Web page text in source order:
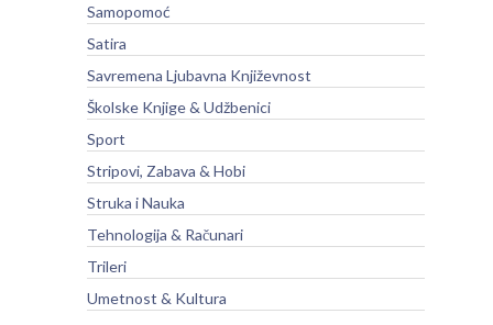
Samopomoć
Satira
Savremena Ljubavna Književnost
Školske Knjige & Udžbenici
Sport
Stripovi, Zabava & Hobi
Struka i Nauka
Tehnologija & Računari
Trileri
Umetnost & Kultura